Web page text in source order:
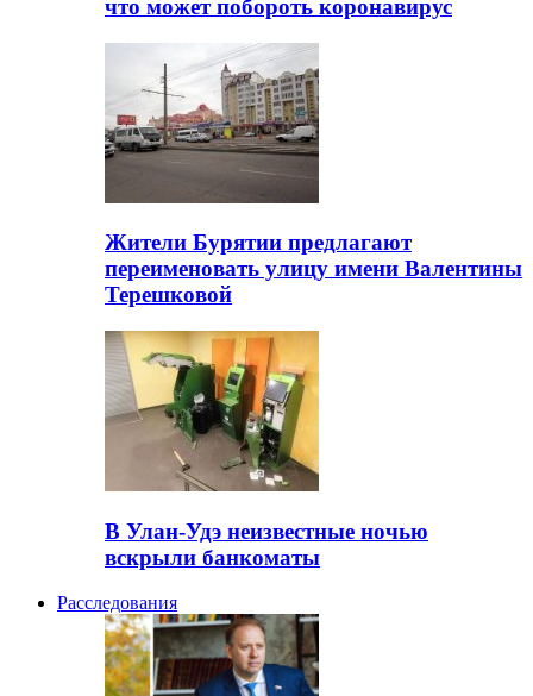
что может побороть коронавирус
Жители Бурятии предлагают
переименовать улицу имени Валентины
Терешковой
В Улан-Удэ неизвестные ночью
вскрыли банкоматы
Расследования